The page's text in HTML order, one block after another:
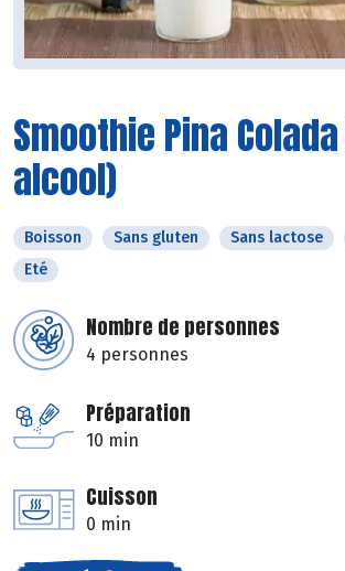
Smoothie Pina
alcool)
Boisson Sans gluten Sans lactose
Eté
Nombre de personnes
4 personnes
Préparation
10 min
Cuisson
0 min